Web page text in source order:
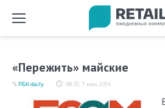
«Пережить» майские
08:35, 7 мая 2014
РБК daily